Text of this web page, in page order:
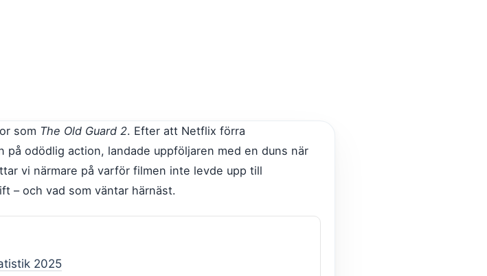
som The Old Guard 2. Efter att Netflix förra
odödlig action, landade uppföljaren med en duns när
vi närmare på varför filmen inte levde upp till
– och vad som väntar härnäst.
2025